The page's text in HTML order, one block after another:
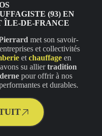
(93) EN
ÎLE-DE-FRANCE
met son savoir-
et collectivités
et chauffageen
su alliertradition
pour offrir à nos
et durables.